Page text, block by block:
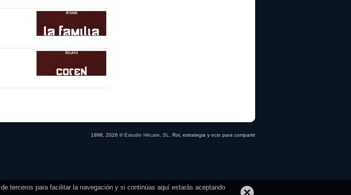
1998, 2026 ©Estudio Hécate, SL . Rol, estrategia y ocio para compartir
terceros para facilitar la navegación y si continúas aquí estarás aceptando